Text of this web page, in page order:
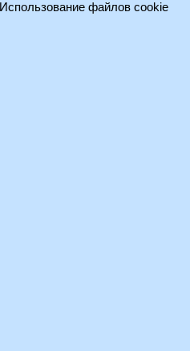
Использование файлов cookie